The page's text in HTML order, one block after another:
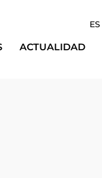
ES
ACTUALIDAD